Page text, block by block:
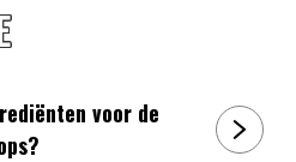
voor de